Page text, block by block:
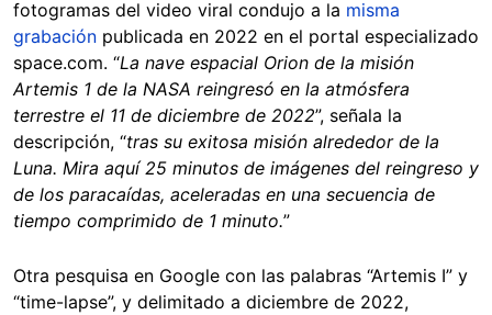
fotogramas del video viral condujo a la misma
grabación publicada en 2022 en el portal especializado
space.com. “La nave espacial Orion de la misión
Artemis 1 de la NASA reingresó en la atmósfera
terrestre el 11 de diciembre de 2022”, señala la
descripción, “tras su exitosa misión alrededor de la
Luna. Mira aquí 25 minutos de imágenes del reingreso y
de los paracaídas, aceleradas en una secuencia de
tiempo comprimido de 1 minuto.”
Otra pesquisa en Google con las palabras “Artemis I” y
“time-lapse”, y delimitado a diciembre de 2022,